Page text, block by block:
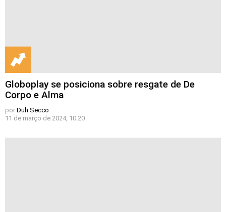
Globoplay se posiciona sobre resgate de De
Corpo e Alma
por Duh Secco
11 de março de 2024, 10:20